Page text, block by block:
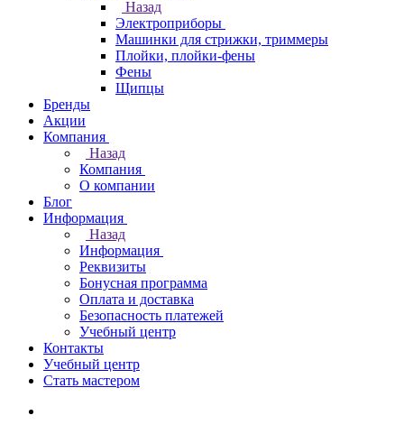
Назад
Электроприборы
Машинки для стрижки, триммеры
Плойки, плойки-фены
Фены
Щипцы
Бренды
Акции
Компания
Назад
Компания
О компании
Блог
Информация
Назад
Информация
Реквизиты
Бонусная программа
Оплата и доставка
Безопасность платежей
Учебный центр
Контакты
Учебный центр
Стать мастером